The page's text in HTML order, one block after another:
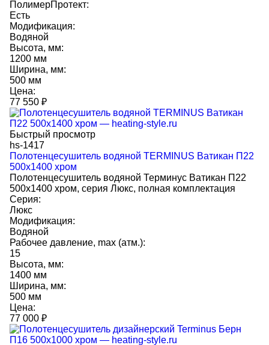
ПолимерПротект:
Есть
Модификация:
Водяной
Высота, мм:
1200 мм
Ширина, мм:
500 мм
Цена:
77 550 ₽
Быстрый просмотр
hs-1417
Полотенцесушитель водяной TERMINUS Ватикан П22
500х1400 хром
Полотенцесушитель водяной Терминус Ватикан П22
500х1400 хром, серия Люкс, полная комплектация
Серия:
Люкс
Модификация:
Водяной
Рабочее давление, max (атм.):
15
Высота, мм:
1400 мм
Ширина, мм:
500 мм
Цена:
77 000 ₽